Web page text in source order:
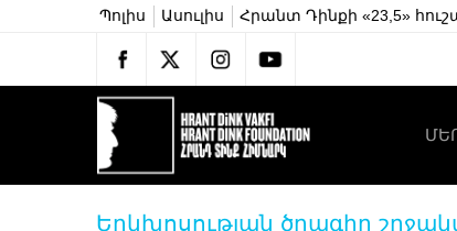
Պոլիս Ասուլիս Հրանտ Դինքի «23,5»
Երկխոսության ծրագիր